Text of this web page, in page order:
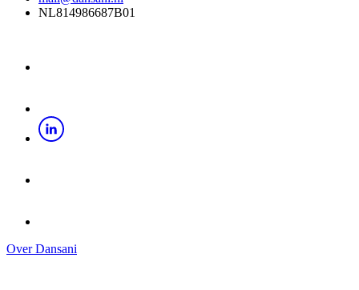
NL814986687B01
Over Dansani